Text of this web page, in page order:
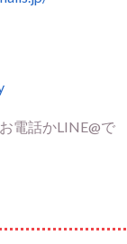
電話かLINE@で